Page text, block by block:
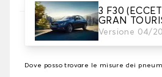
3 F30
GRAN
Versione 04/
3. Dimensioni
Inserire le dimensioni del
Dove posso trovare le misure dei